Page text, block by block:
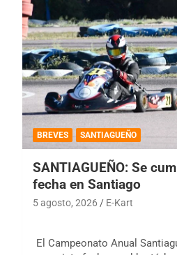
BREVES SANTIAGUEÑO
SANTIAGUEÑO: Se
fecha en Santiago
5 agosto, 2026 E-Kart
El Campeonato Anual